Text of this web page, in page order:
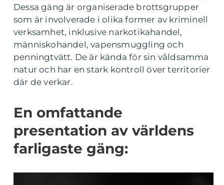
Dessa gäng är organiserade brottsgrupper
som är involverade i olika former av kriminell
verksamhet, inklusive narkotikahandel,
människohandel, vapensmuggling och
penningtvätt. De är kända för sin våldsamma
natur och har en stark kontroll över territorier
där de verkar.
En omfattande
presentation av världens
farligaste gäng: